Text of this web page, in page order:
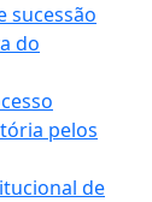
sucessão
do
pelos
de